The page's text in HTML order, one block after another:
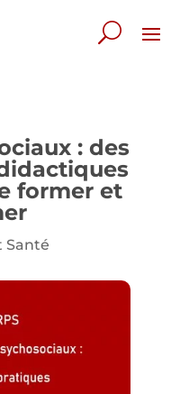
: des
former et
Santé